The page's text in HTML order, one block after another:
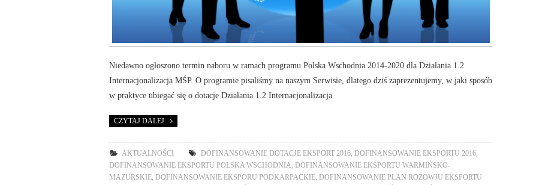
Niedawno ogłoszono termin naboru w ramach programu Polska Wschodnia 2014-2020 dla Działania 1.2
Internacjonalizacja MŚP. O programie pisaliśmy na naszym Serwisie, dlatego dziś zaprezentujemy, w jaki sposób
w praktyce ubiegać się o dotacje Działania 1.2 Internacjonalizacja
CZYTAJ DALEJ
AKTUALNOŚCI DOFINANSOWANIE DOTACJE EKSPORT 2016, DOFINANSOWANIE EKSPORTU 2016,
DOFINANSOWANIE EKSPORTU POLSKA WSCHODNIA DOFINANSOWANIE EKSPORTU WARMIŃSKO-
MAZURSKIE DOFINANSOWANIE EKSPORU PODKARPACKIE DOFINANSOWANIE PLAN ROZOWJU EKSPORTU